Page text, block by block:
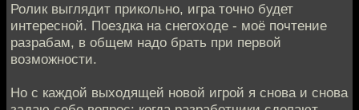
Ролик выглядит прикольно, игра точно будет
интересной. Поездка на снегоходе - моё почтение
разрабам, в общем надо брать при первой
возможности.
Но с каждой выходящей новой игрой я снова и снова